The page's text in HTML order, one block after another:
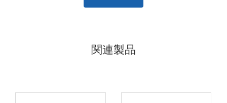
関連製品